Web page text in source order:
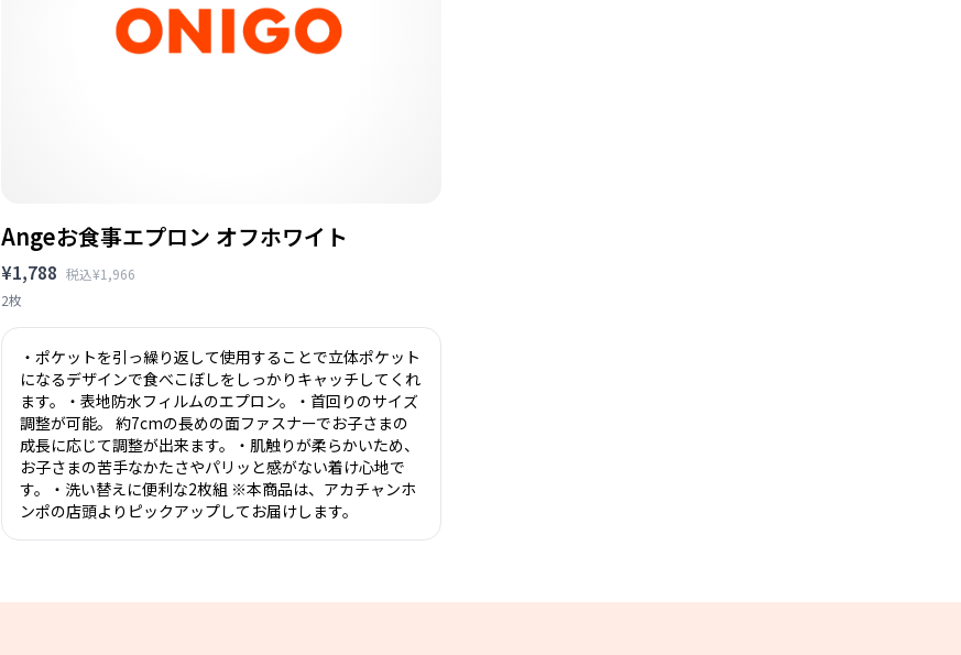
Angeお食事エプロン オフホワイト
¥1,788 税込¥1,966
2枚
・ポケットを引っ繰り返して使用することで立体ポケット
になるデザインで食べこぼしをしっかりキャッチしてくれ
ます。・表地防水フィルムのエプロン。・首回りのサイズ
調整が可能。 約7cmの長めの面ファスナーでお子さまの
成長に応じて調整が出来ます。・肌触りが柔らかいため、
お子さまの苦手なかたさやパリッと感がない着け心地で
す。・洗い替えに便利な2枚組 ※本商品は、アカチャンホ
ンポの店頭よりピックアップしてお届けします。